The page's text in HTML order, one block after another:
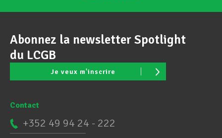
Abonnez la newsletter Spotlight
du LCGB
Je veux m'inscrire
Contact
+352 49 94 24 - 222